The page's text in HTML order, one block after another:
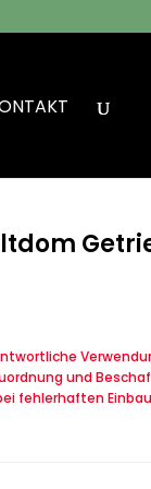
und
fehlerhaften